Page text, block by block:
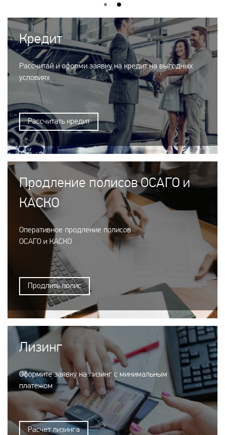
Кредит
Рассчитай и оформи заявку на кредит на выгодных
условиях
Рассчитать кредит
Продление полисов ОСАГО и
КАСКО
Оперативное продление полисов
ОСАГО и КАСКО
Продлить полис
Лизинг
Оформите заявку на лизинг с минимальным
платежом
Расчет лизинга